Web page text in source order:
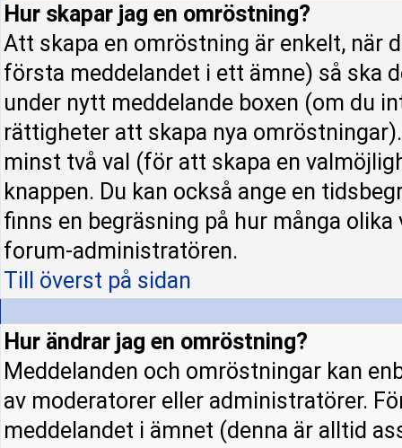
Hur skapar jag en omröstning?
Att skapa en omröstning är enkelt, när
första meddelandet i ett ämne) så ska
under nytt meddelande boxen (om du
rättigheter att skapa nya
minst två val (för att skapa en
knappen. Du kan också ange en
finns en begräsning på hur många
forum-administratören.
Till överst på sidan
Hur ändrar jag en omröstning?
Meddelanden och omröstningar kan
av moderatorer eller administratörer.
meddelandet i ämnet (denna är alltid